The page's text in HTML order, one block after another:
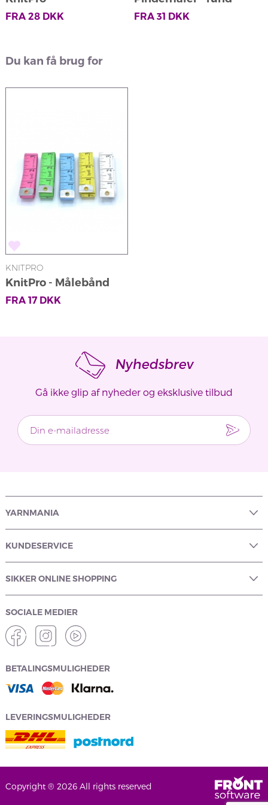
Pindebeskyttere
FRA 28DKK
beige
FRA 31 DKK
Du kan få brug for
KNITPRO
KnitPro - Målebånd
FRA 17DKK
Nyhedsbrev
Gå ikke glip af nyheder og eksklusive tilbud
YARNMANIA
KUNDESERVICE
SIKKER ONLINE SHOPPING
SOCIALE MEDIER
BETALINGSMULIGHEDER
LEVERINGSMULIGHEDER
Copyright ® 2026 All rights reserved